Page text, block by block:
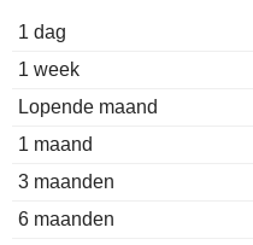
1 dag
1 week
Lopende maand
1 maand
3 maanden
6 maanden